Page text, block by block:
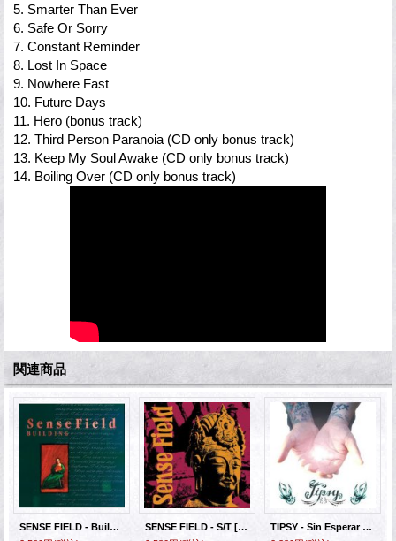
5. Smarter Than Ever
6. Safe Or Sorry
7. Constant Reminder
8. Lost In Space
9. Nowhere Fast
10. Future Days
11. Hero (bonus track)
12. Third Person Paranoia (CD only bonus track)
13. Keep My Soul Awake (CD only bonus track)
14. Boiling Over (CD only bonus track)
関連商品
SENSE FIELD - Building [CD]
SENSE FIELD - S/T [CD]
TIPSY - Sin Esperar Recibir [CD]